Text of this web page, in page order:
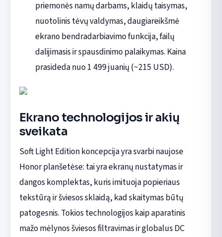
priemonės namų darbams, klaidų taisymas,
nuotolinis tėvų valdymas, daugiareikšmė
ekrano bendradarbiavimo funkcija, failų
dalijimasis ir spausdinimo palaikymas. Kaina
prasideda nuo 1 499 juanių (~215 USD).
Ekrano technologijos ir akių
sveikata
Soft Light Edition koncepcija yra svarbi naujose
Honor planšetėse: tai yra ekranų nustatymas ir
dangos komplektas, kuris imituoja popieriaus
tekstūrą ir šviesos sklaidą, kad skaitymas būtų
patogesnis. Tokios technologijos kaip aparatinis
mažo mėlynos šviesos filtravimas ir globalus DC